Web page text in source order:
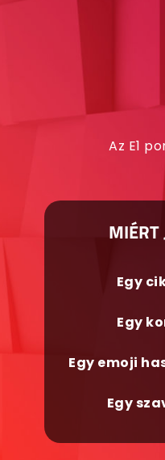
Az E1
MIÉRT
Egy
Egy
Egy emoji
Egy